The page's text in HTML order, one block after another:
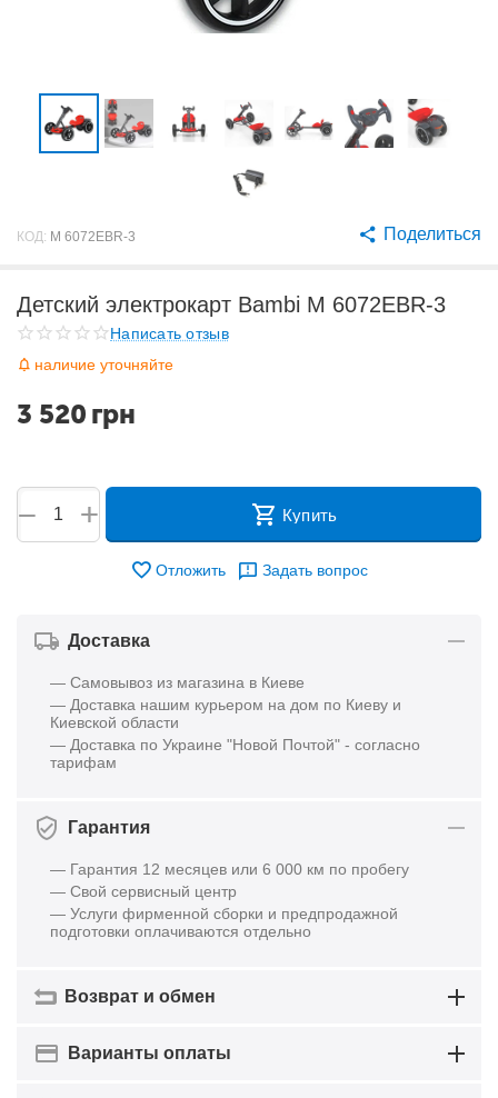
КОД: M 6072EBR-3 Поделиться
Детский электрокарт Bambi M 6072EBR-3
Написать отзыв
наличие уточняйте
3 520 грн
+
− Купить
Отложить Задать вопрос
Доставка
— Самовывоз из магазина в Киеве
— Доставка нашим курьером на дом по Киеву и
Киевской области
— Доставка по Украине "Новой Почтой" - согласно
тарифам
Гарантия
— Гарантия 12 месяцев или 6 000 км по пробегу
— Свой сервисный центр
— Услуги фирменной сборки и предпродажной
подготовки оплачиваются отдельно
Возврат и обмен
Варианты оплаты